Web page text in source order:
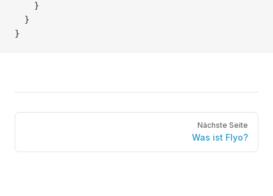
    }
  }
}
Pager
Nächste Seite
Was ist Flyo?